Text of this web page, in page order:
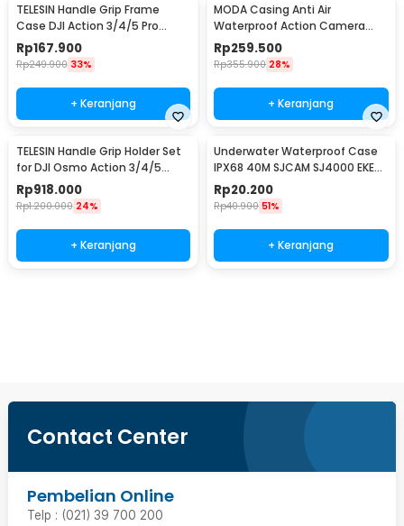
TELESIN Handle Grip Frame
Case DJI Action 3/4/5 Pro
Pelindung Kamera - S6-FMS-
23-TDJ
Rp167.900
Rp249.900 33%
+ Keranjang
MODA Casing Anti Air
Waterproof Action Camera
Case for Insta360 X3 45M -
DV4
Rp259.500
Rp355.900 28%
+ Keranjang
TELESIN Handle Grip Holder Set
for DJI Osmo Action 3/4/5
Metal Cage - S6-FMS-22-TDJ
Rp918.000
Rp1.200.000 24%
+ Keranjang
Underwater Waterproof Case
IPX68 40M SJCAM SJ4000 EKEN
H9 Button Top - 3C
Rp20.200
Rp40.900 51%
+ Keranjang
Contact Center
Pembelian Online
Telp : (021) 39 700 200